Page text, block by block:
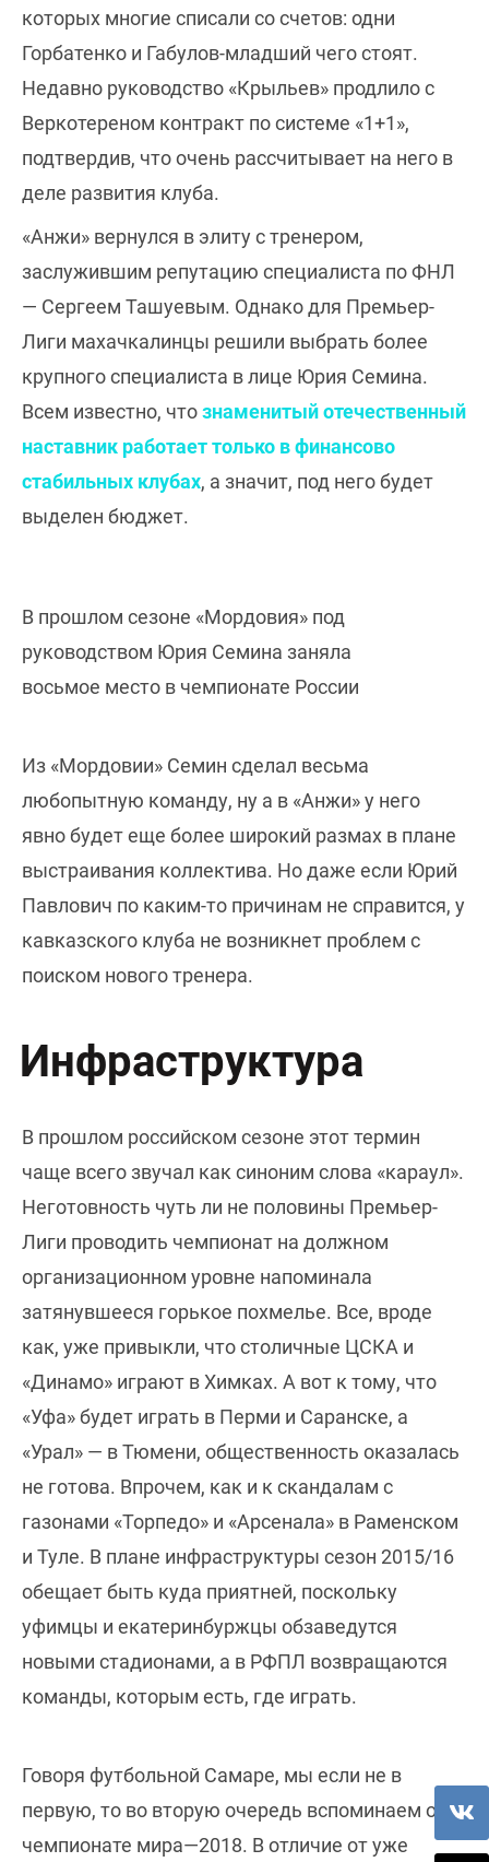
которых многие списали со счетов: одни
Горбатенко и Габулов-младший чего стоят.
Недавно руководство «Крыльев» продлило с
Веркотереном контракт по системе «1+1»,
подтвердив, что очень рассчитывает на него в
деле развития клуба.
«Анжи» вернулся в элиту с тренером,
заслужившим репутацию специалиста по ФНЛ
— Сергеем Ташуевым. Однако для Премьер-
Лиги махачкалинцы решили выбрать более
крупного специалиста в лице Юрия Семина.
Всем известно, чтознаменитый отечественный
наставник работает только в финансово
стабильных клубах, а значит, под него будет
выделен бюджет.
В прошлом сезоне «Мордовия» под
руководством Юрия Семина заняла
восьмое место в чемпионате России
Из «Мордовии» Семин сделал весьма
любопытную команду, ну а в «Анжи» у него
явно будет еще более широкий размах в плане
выстраивания коллектива. Но даже если Юрий
Павлович по каким-то причинам не справится, у
кавказского клуба не возникнет проблем с
поиском нового тренера.
Инфраструктура
В прошлом российском сезоне этот термин
чаще всего звучал как синоним слова «караул».
Неготовность чуть ли не половины Премьер-
Лиги проводить чемпионат на должном
организационном уровне напоминала
затянувшееся горькое похмелье. Все, вроде
как, уже привыкли, что столичные ЦСКА и
«Динамо» играют в Химках. А вот к тому, что
«Уфа» будет играть в Перми и Саранске, а
«Урал» — в Тюмени, общественность оказалась
не готова. Впрочем, как и к скандалам с
газонами «Торпедо» и «Арсенала» в Раменском
и Туле. В плане инфраструктуры сезон 2015/16
обещает быть куда приятней, поскольку
уфимцы и екатеринбуржцы обзаведутся
новыми стадионами, а в РФПЛ возвращаются
команды, которым есть, где играть.
Говоря футбольной Самаре, мы если не в
первую, то во вторую очередь вспоминаем о
чемпионате мира—2018. В отличие от уже